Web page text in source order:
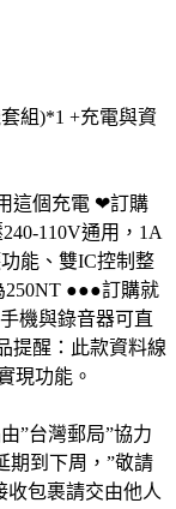
組)*1 +充電與資
這個充電 ❤訂購
110V通用，1A
能、雙IC控制整
250NT ●●●訂購就
機與錄音器可直
提醒：此款資料線
現功能。
”台灣郵局”協力
期到下周，”敬請
收包裹請交由他人